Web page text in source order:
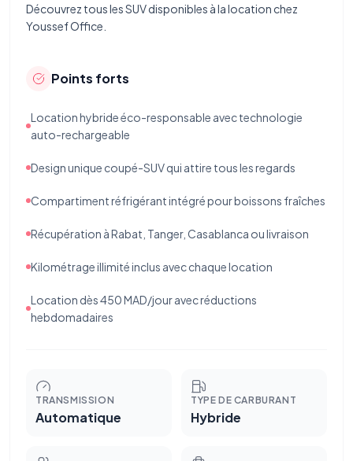
Découvrez tous lesSUV disponibles à la location chez
Youssef Office.
Points forts
Location hybride éco-responsable avec technologie
auto-rechargeable
Design unique coupé-SUV qui attire tous les regards
Compartiment réfrigérant intégré pour boissons fraîches
Récupération à Rabat, Tanger, Casablanca ou livraison
Kilométrage illimité inclus avec chaque location
Location dès 450 MAD/jour avec réductions
hebdomadaires
TRANSMISSION
Automatique
TYPE DE CARBURANT
Hybride